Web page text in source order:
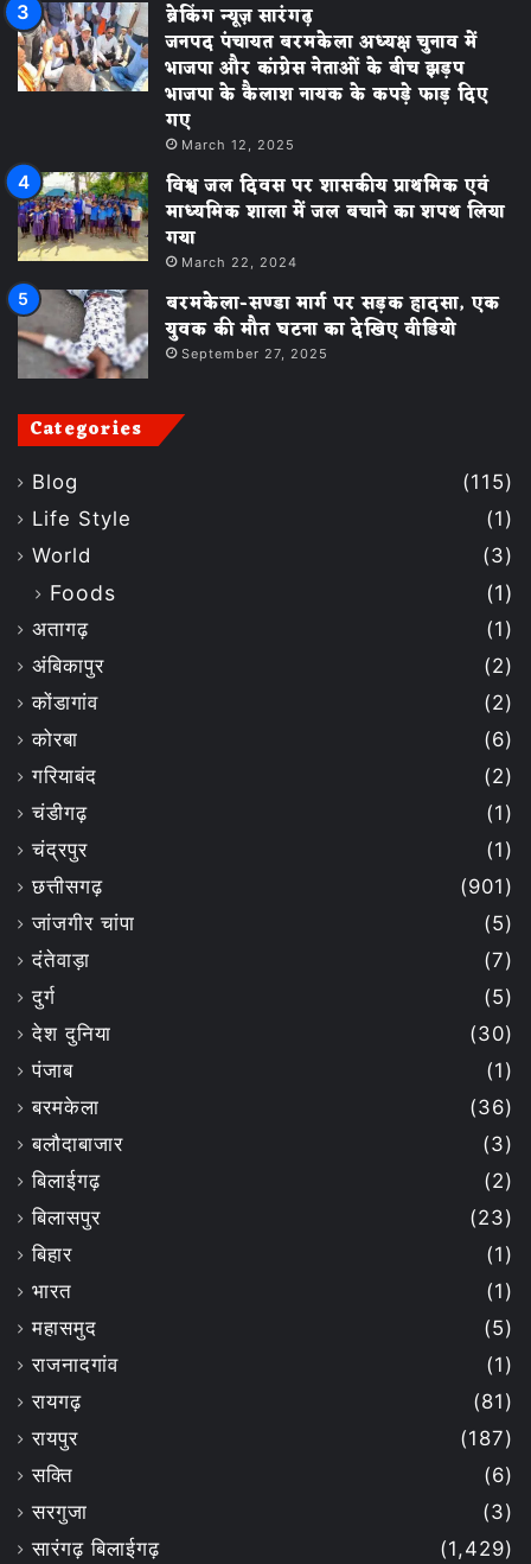
ब्रेकिंग न्यूज़ सारंगढ़
जनपद पंचायत बरमकेला अध्यक्ष चुनाव में
भाजपा और कांग्रेस नेताओं के बीच झड़प
भाजपा के कैलाश नायक के कपड़े फाड़ दिए
गए
March 12, 2025
विश्व जल दिवस पर शासकीय प्राथमिक एवं
माध्यमिक शाला में जल बचाने का शपथ लिया
गया
March 22, 2024
बरमकेला-सण्डा मार्ग पर सड़क हादसा, एक
युवक की मौत घटना का देखिए वीडियो
September 27, 2025
Categories
Blog
(115)
Life Style
(1)
World
(3)
Foods (1)
अतागढ़
(1)
अंबिकापुर
(2)
कोंडागांव
(2)
कोरबा
(6)
गरियाबंद
(2)
चंडीगढ़
(1)
चंद्रपुर
(1)
छत्तीसगढ़
(901)
जांजगीर चांपा
(5)
दंतेवाड़ा
(7)
दुर्ग
(5)
देश दुनिया
(30)
पंजाब
(1)
बरमकेला
(36)
बलौदाबाजार
(3)
बिलाईगढ़
(2)
बिलासपुर
(23)
बिहार
(1)
भारत
(1)
महासमुद
(5)
राजनादगांव
(1)
रायगढ़
(81)
रायपुर
(187)
सक्ति
(6)
सरगुजा
(3)
सारंगढ़ बिलाईगढ़
(1,429)